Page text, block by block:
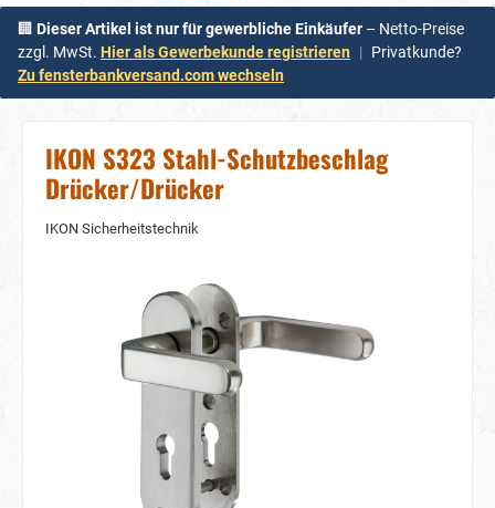
🏢 Dieser Artikel ist nur für gewerbliche Einkäufer – Netto-Preise
zzgl. MwSt. Hier als Gewerbekunde registrieren | Privatkunde?
Zu fensterbankversand.com wechseln
IKON S323 Stahl-Schutzbeschlag
Drücker/Drücker
IKON Sicherheitstechnik
Bildergalerie überspringen